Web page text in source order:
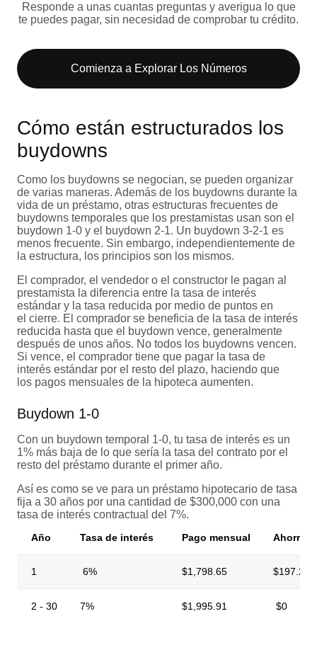
Responde a unas cuantas preguntas y averigua lo que
te puedes pagar, sin necesidad de comprobar tu crédito.
Comienza a Explorar Los Números​
Cómo están estructurados los
buydowns
Como los buydowns se negocian, se pueden organizar
de varias maneras. Además de los buydowns durante la
vida de un préstamo, otras estructuras frecuentes de
buydowns temporales que los prestamistas usan son el
buydown 1-0 y el buydown 2-1. Un buydown 3-2-1 es
menos frecuente. Sin embargo, independientemente de
la estructura, los principios son los mismos.
El comprador, el vendedor o el constructor le pagan al
prestamista la diferencia entre la tasa de interés
estándar y la tasa reducida por medio de puntos en
el cierre. El comprador se beneficia de la tasa de interés
reducida hasta que el buydown vence, generalmente
después de unos años. No todos los buydowns vencen.
Si vence, el comprador tiene que pagar la tasa de
interés estándar por el resto del plazo, haciendo que
los pagos mensuales de la hipoteca aumenten.
Buydown 1-0
Con un buydown temporal 1-0, tu tasa de interés es un
1% más baja de lo que sería la tasa del contrato por el
resto del préstamo durante el primer año.
Así es como se ve para un préstamo hipotecario de tasa
fija a 30 años por una cantidad de $300,000 con una
tasa de interés contractual del 7%.
Año Tasa de interés Pago mensual Ahorro
1 6% $1,798.65 $197.26
2 - 30 7% $1,995.91 $0